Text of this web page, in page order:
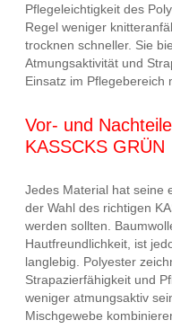
Pflegeleichtigkeit des
Regel weniger
trocknen schneller. Sie
Atmungsaktivität und
Einsatz im Pflegebereich
Vor- und
KASSCKS GRÜN
Jedes Material hat seine
der Wahl des richtigen
werden sollten.
Hautfreundlichkeit, ist
langlebig. Polyester
Strapazierfähigkeit und
weniger atmungsaktiv
Mischgewebe